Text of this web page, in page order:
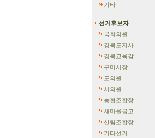
기타
선거후보자
국회의원
경북도지사
경북교육감
구미시장
도의원
시의원
농협조합장
새마을금고
산림조합장
기타선거